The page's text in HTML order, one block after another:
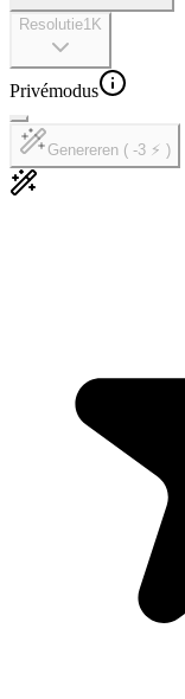
Resolutie1K
Privémodus
Genereren ( -3 ⚡ )